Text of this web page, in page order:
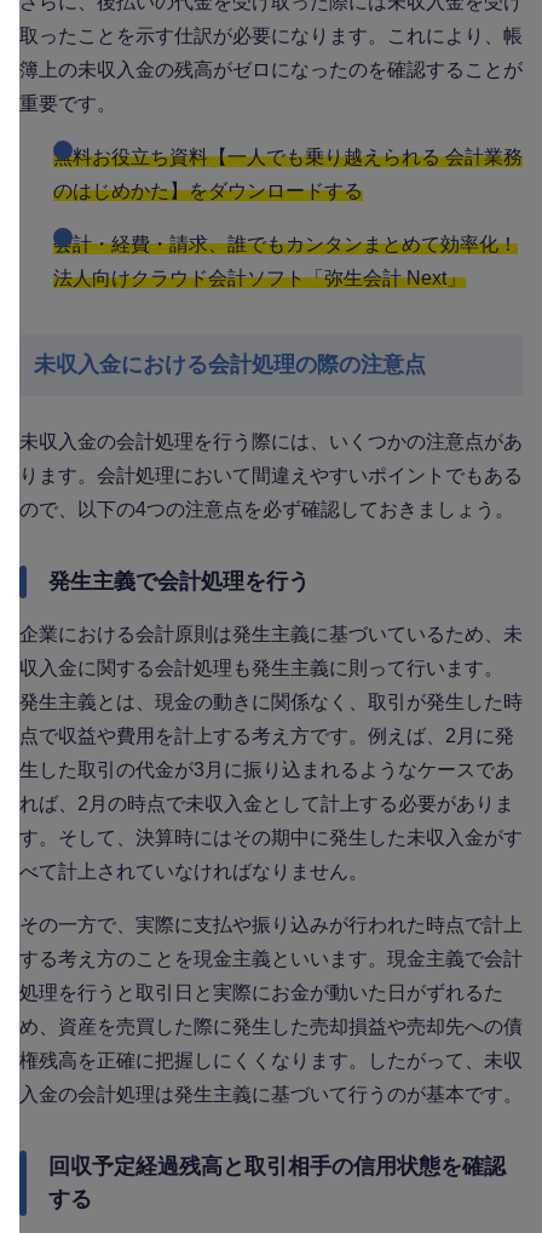
取ったことを示す仕訳が必要になります。これにより、帳
簿上の未収入金の残高がゼロになったのを確認することが
重要です。
無料お役立ち資料【一人でも乗り越えられる 会計業務
のはじめかた】をダウンロードする
会計・経費・請求、誰でもカンタンまとめて効率化！
法人向けクラウド会計ソフト「弥生会計 Next」
未収入金における会計処理の際の注意点
未収入金の会計処理を行う際には、いくつかの注意点があ
ります。会計処理において間違えやすいポイントでもある
ので、以下の4つの注意点を必ず確認しておきましょう。
発生主義で会計処理を行う
企業における会計原則は発生主義に基づいているため、未
収入金に関する会計処理も発生主義に則って行います。
発生主義とは、現金の動きに関係なく、取引が発生した時
点で収益や費用を計上する考え方です。例えば、2月に発
生した取引の代金が3月に振り込まれるようなケースであ
れば、2月の時点で未収入金として計上する必要がありま
す。そして、決算時にはその期中に発生した未収入金がす
べて計上されていなければなりません。
その一方で、実際に支払や振り込みが行われた時点で計上
する考え方のことを現金主義といいます。現金主義で会計
処理を行うと取引日と実際にお金が動いた日がずれるた
め、資産を売買した際に発生した売却損益や売却先への債
権残高を正確に把握しにくくなります。したがって、未収
入金の会計処理は発生主義に基づいて行うのが基本です。
回収予定経過残高と取引相手の信用状態を確認
する